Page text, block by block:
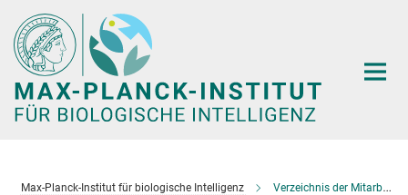
Hauptinhalt
Max-Planck-Institut für biologische Intelligenz Verzeichnis der Mitarbeitenden